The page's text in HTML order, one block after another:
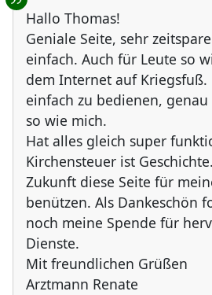
Hallo Thomas!
Geniale Seite, sehr
einfach. Auch für Leute so
dem Internet auf Kriegsfuß.
einfach zu bedienen,
so wie mich.
Hat alles gleich super
Kirchensteuer ist
Zukunft diese Seite für
benützen. Als Dankeschön
noch meine Spende für
Dienste.
Mit freundlichen Grüßen
Arztmann Renate